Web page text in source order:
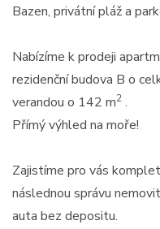
Bazen, privátní pláž a
Nabízíme k prodeji
rezidenční budova B o
verandou o 142 m2 .
Přímý výhled na moře!
Zajistíme pro vás
následnou správu
auta bez depositu.